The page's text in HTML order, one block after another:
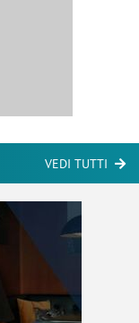
VEDI TUTTI